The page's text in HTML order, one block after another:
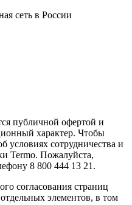
сеть в России
публичной офертой и
характер. Чтобы
сотрудничества и
Termo. Пожалуйста,
8 800 444 13 21.
согласования страниц
элементов, в том